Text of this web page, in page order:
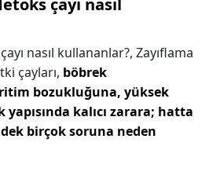
çayı nasıl
nasıl kullananlar?, Zayıflama
çayları, böbrek
bozukluğuna, yüksek
kalıcı zarara; hatta
birçok soruna neden